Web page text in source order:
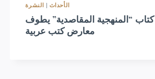
الأحداث | النشرة
كتاب “المنهجية المقاصدية” يطوف
معارض كتب عربية